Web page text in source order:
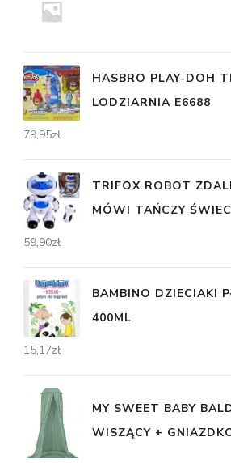
HASBRO PLAY-DOH
LODZIARNIA E6688
79,95zł
TRIFOX ROBOT
MÓWI TAŃCZY
59,90zł
BAMBINO DZIECIAKI
400ML
15,17zł
MY SWEET BABY
WISZĄCY +